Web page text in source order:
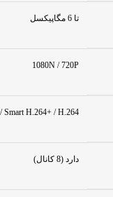
تا 6 مگاپیکسل
1080N / 720P
Smart H.264+ / H.264
دارد (8 کانال)